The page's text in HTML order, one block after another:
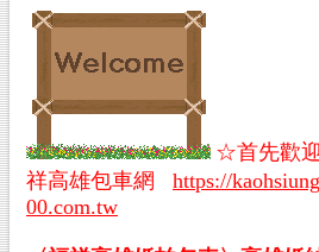
☆首先歡
祥高雄包車網 https://
00.com.tw